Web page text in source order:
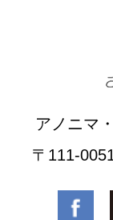
アノニマ
〒111-